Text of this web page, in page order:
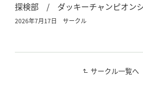
探検部 / ダッキーチャンピオン
2026年7月17日 サークル
サークル一覧へ